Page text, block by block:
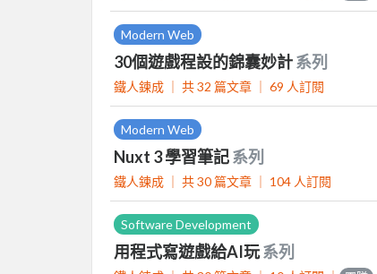
Modern Web
30個遊戲程設的錦囊妙計系列
鐵人鍊成 ｜ 共 32 篇文章 ｜ 69 人訂閱
Modern Web
Nuxt 3 學習筆記系列
鐵人鍊成 ｜ 共 30 篇文章 ｜ 104 人訂閱
Software Development
用程式寫遊戲給AI玩系列